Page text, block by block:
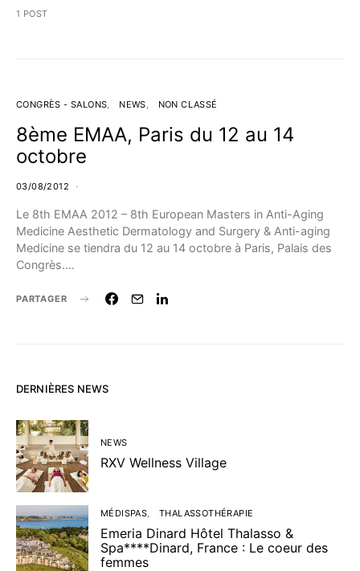
1 POST
CONGRÈS - SALONS NEWS NON CLASSÉ
8ème EMAA, Paris du 12 au 14
octobre
03/08/2012
Le 8th EMAA 2012 – 8th European Masters in Anti-Aging
Medicine Aesthetic Dermatology and Surgery & Anti-aging
Medicine se tiendra du 12 au 14 octobre à Paris, Palais des
Congrès.…
PARTAGER
DERNIÈRES NEWS
NEWS
RXV Wellness Village
MÉDISPAS THALASSOTHÉRAPIE
Emeria Dinard Hôtel Thalasso &
Spa****Dinard, France : Le coeur des
femmes